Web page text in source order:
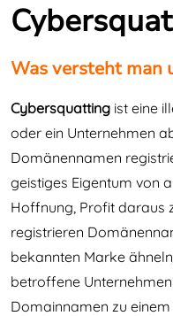
Was versteht man
Cybersquatting ist eine
oder ein Unternehmen
Domänennamen
geistiges Eigentum von
Hoffnung, Profit daraus
registrieren
bekannten Marke
betroffene
Domainnamen zu